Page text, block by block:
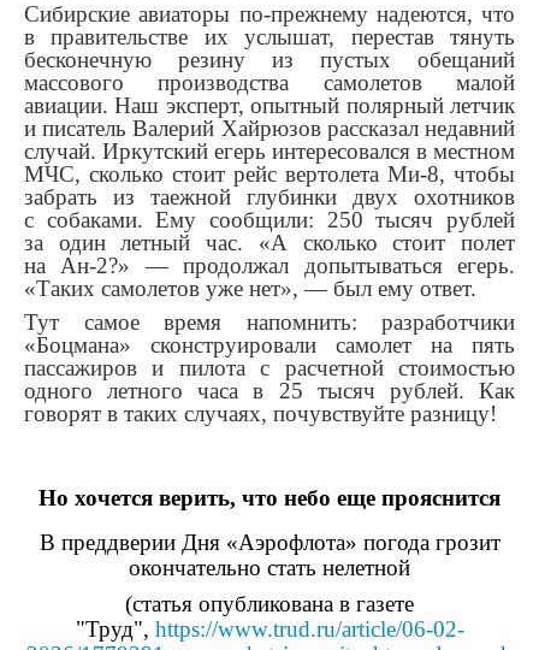
Сибирские авиаторы по-прежнему надеются, что
в правительстве их услышат, перестав тянуть
бесконечную резину из пустых обещаний
массового производства самолетов малой
авиации. Наш эксперт, опытный полярный летчик
и писатель Валерий Хайрюзов рассказал недавний
случай. Иркутский егерь интересовался в местном
МЧС, сколько стоит рейс вертолета Ми-8, чтобы
забрать из таежной глубинки двух охотников
с собаками. Ему сообщили: 250 тысяч рублей
за один летный час. «А сколько стоит полет
на Ан-2?» — продолжал допытываться егерь.
«Таких самолетов уже нет», — был ему ответ.
Тут самое время напомнить: разработчики
«Боцмана» сконструировали самолет на пять
пассажиров и пилота с расчетной стоимостью
одного летного часа в 25 тысяч рублей. Как
говорят в таких случаях, почувствуйте разницу!
Но хочется верить, что небо еще прояснится
В преддверии Дня «Аэрофлота» погода грозит
окончательно стать нелетной
(статья опубликована в газете
"Труд", https://www.trud.ru/article/06-02-